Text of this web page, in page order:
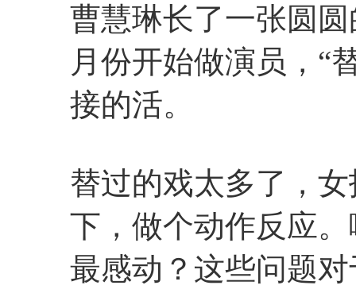
曹慧琳长了一张圆
月份开始做演员，“
接的活。
替过的戏太多了，
下，做个动作反应
最感动？这些问题